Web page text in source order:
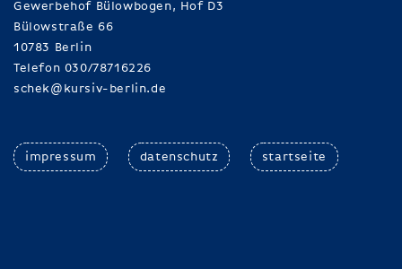
Gewerbehof Bülowbogen, Hof D3
Bülowstraße 66
10783 Berlin
Telefon 030/78716226
schek@kursiv-berlin.de
impressum datenschutz startseite